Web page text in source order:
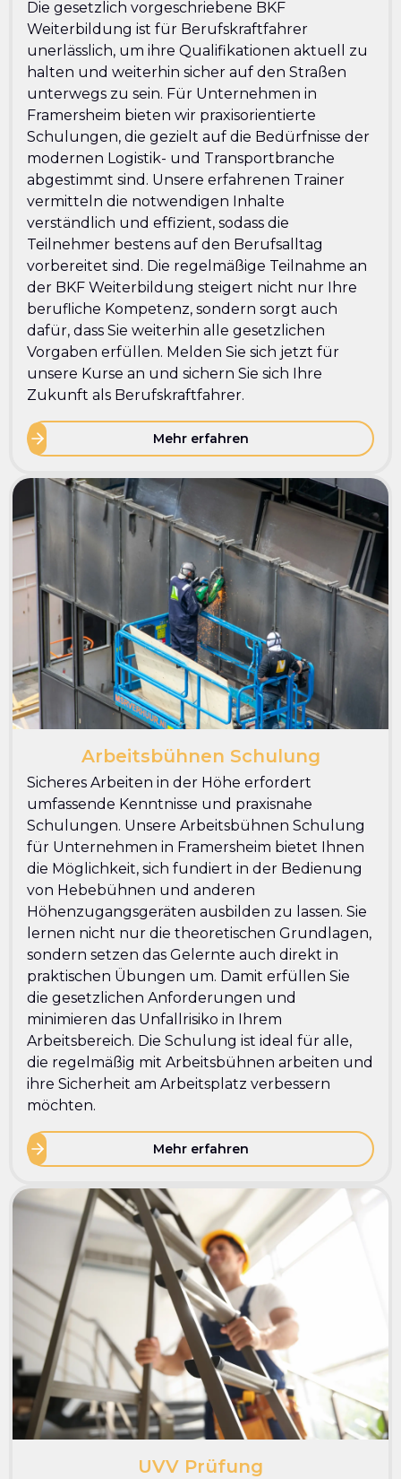
Die gesetzlich vorgeschriebene BKF
Weiterbildung ist für Berufskraftfahrer
unerlässlich, um ihre Qualifikationen aktuell zu
halten und weiterhin sicher auf den Straßen
unterwegs zu sein. Für Unternehmen in
Framersheim bieten wir praxisorientierte
Schulungen, die gezielt auf die Bedürfnisse der
modernen Logistik- und Transportbranche
abgestimmt sind. Unsere erfahrenen Trainer
vermitteln die notwendigen Inhalte
verständlich und effizient, sodass die
Teilnehmer bestens auf den Berufsalltag
vorbereitet sind. Die regelmäßige Teilnahme an
der BKF Weiterbildung steigert nicht nur Ihre
berufliche Kompetenz, sondern sorgt auch
dafür, dass Sie weiterhin alle gesetzlichen
Vorgaben erfüllen. Melden Sie sich jetzt für
unsere Kurse an und sichern Sie sich Ihre
Zukunft als Berufskraftfahrer.
Mehr erfahren
Arbeitsbühnen Schulung
Sicheres Arbeiten in der Höhe erfordert
umfassende Kenntnisse und praxisnahe
Schulungen. Unsere Arbeitsbühnen Schulung
für Unternehmen in Framersheim bietet Ihnen
die Möglichkeit, sich fundiert in der Bedienung
von Hebebühnen und anderen
Höhenzugangsgeräten ausbilden zu lassen. Sie
lernen nicht nur die theoretischen Grundlagen,
sondern setzen das Gelernte auch direkt in
praktischen Übungen um. Damit erfüllen Sie
die gesetzlichen Anforderungen und
minimieren das Unfallrisiko in Ihrem
Arbeitsbereich. Die Schulung ist ideal für alle,
die regelmäßig mit Arbeitsbühnen arbeiten und
ihre Sicherheit am Arbeitsplatz verbessern
möchten.
Mehr erfahren
UVV Prüfung